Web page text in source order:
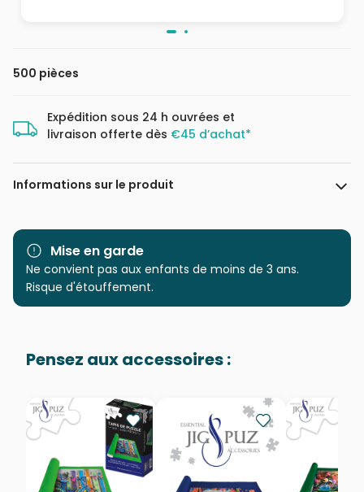
500 pièces
Expédition sous 24 h ouvrées et
livraison offerte dès €45 d’achat*
Informations sur le produit
Marque
Castorland, les puzzles
Catégorie
EAN 5904438052141
Nombre de pièces 500 pièces
Mise en garde
Ne convient pas aux enfants de moins de 3 ans.
Risque d'étouffement.
Pensez aux accessoires :